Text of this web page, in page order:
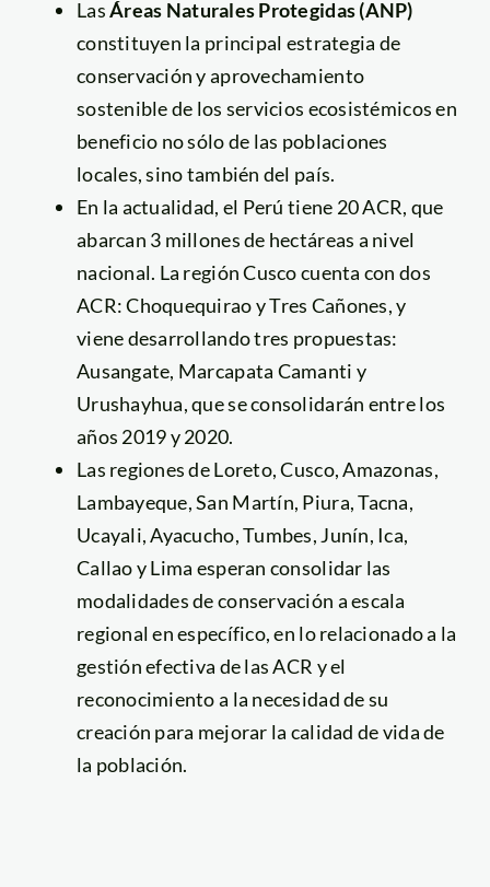
LasÁreas Naturales Protegidas (ANP)
constituyen la principal estrategia de
conservación y aprovechamiento
sostenible de los servicios ecosistémicos en
beneficio no sólo de las poblaciones
locales, sino también del país.
En la actualidad, el Perú tiene 20 ACR, que
abarcan 3 millones de hectáreas a nivel
nacional. La región Cusco cuenta con dos
ACR: Choquequirao y Tres Cañones, y
viene desarrollando tres propuestas:
Ausangate, Marcapata Camanti y
Urushayhua, que se consolidarán entre los
años 2019 y 2020.
Las regiones de Loreto, Cusco, Amazonas,
Lambayeque, San Martín, Piura, Tacna,
Ucayali, Ayacucho, Tumbes, Junín, Ica,
Callao y Lima esperan consolidar las
modalidades de conservación a escala
regional en específico, en lo relacionado a la
gestión efectiva de las ACR y el
reconocimiento a la necesidad de su
creación para mejorar la calidad de vida de
la población.